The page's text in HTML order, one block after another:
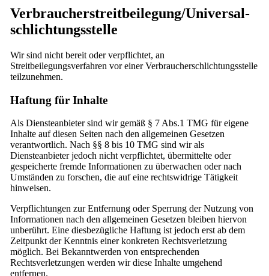
Verbraucher­streit­beilegung/Universal­
schlichtungs­stelle
Wir sind nicht bereit oder verpflichtet, an
Streitbeilegungsverfahren vor einer Verbraucherschlichtungsstelle
teilzunehmen.
Haftung für Inhalte
Als Diensteanbieter sind wir gemäß § 7 Abs.1 TMG für eigene
Inhalte auf diesen Seiten nach den allgemeinen Gesetzen
verantwortlich. Nach §§ 8 bis 10 TMG sind wir als
Diensteanbieter jedoch nicht verpflichtet, übermittelte oder
gespeicherte fremde Informationen zu überwachen oder nach
Umständen zu forschen, die auf eine rechtswidrige Tätigkeit
hinweisen.
Verpflichtungen zur Entfernung oder Sperrung der Nutzung von
Informationen nach den allgemeinen Gesetzen bleiben hiervon
unberührt. Eine diesbezügliche Haftung ist jedoch erst ab dem
Zeitpunkt der Kenntnis einer konkreten Rechtsverletzung
möglich. Bei Bekanntwerden von entsprechenden
Rechtsverletzungen werden wir diese Inhalte umgehend
entfernen.